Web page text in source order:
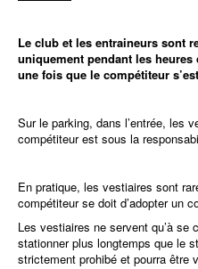
Le club et les entraineurs sont
uniquement pendant les
une fois que le compétiteur
Sur le parking, dans l’entrée, les
compétiteur est sous la
En pratique, les vestiaires sont
compétiteur se doit d’adopter un
Les vestiaires ne servent qu’à se
stationner plus longtemps que le
strictement prohibé et pourra être